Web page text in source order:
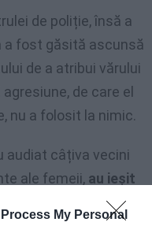
My Personal
de poliție, însă a
a fost găsită ascunsă
de a atribui vărului
de care el
nu a folosit la nimic.
audiat câțiva vecini
ale femeii, au ieșit
lui E.M. de a o
Dus la chestură, a